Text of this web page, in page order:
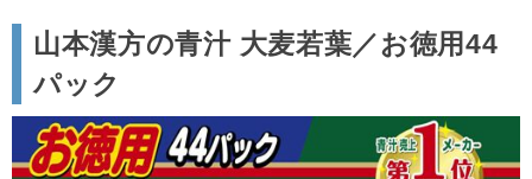
山本漢方の青汁 大麦若葉／お徳用44
パック